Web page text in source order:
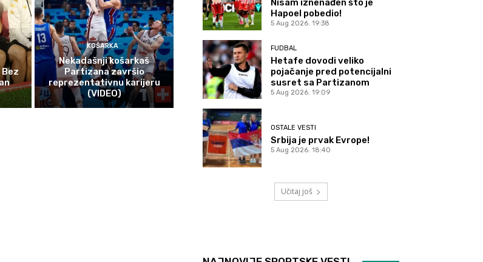
KOŠARKA
Nekadašnji košarkaš
Partizana završio
reprezentativnu karijeru
(VIDEO)
Nisam iznenađen što je
Hapoel pobedio!
5 Aug 2026. 19:38
FUDBAL
Hetafe dovodi veliko
pojačanje pred potencijalni
susret sa Partizanom
5 Aug 2026. 19:09
OSTALE VESTI
Srbija je prvak Evrope!
5 Aug 2026. 18:40
Učitaj još